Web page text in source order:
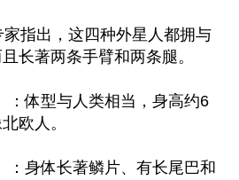
指出，这四种外星人都拥与
长著两条手臂和两条腿。
：体型与人类相当，身高约6
欧人。
：身体长著鳞片、有长尾巴和